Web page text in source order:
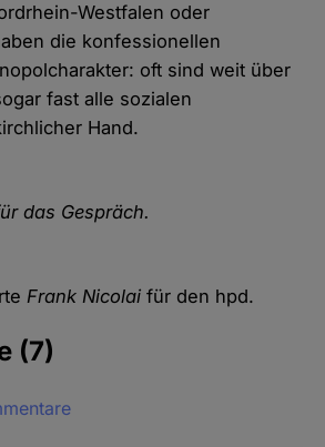
Westfalen oder
die konfessionellen
oft sind weit über
fast alle sozialen
Hand.
das Gespräch.
Frank Nicolai für den hpd.
(7)